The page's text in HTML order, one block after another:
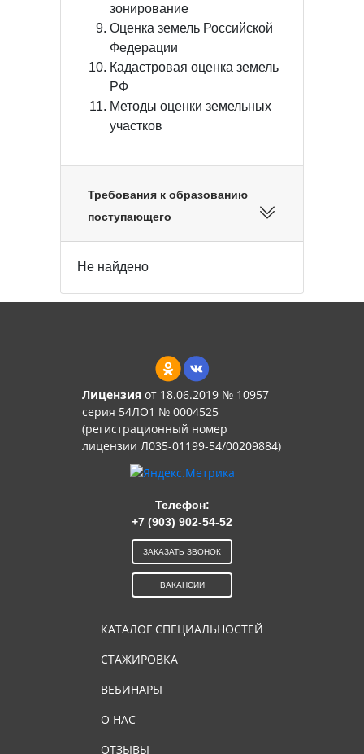
зонирование
Оценка земель Российской
Федерации
Кадастровая оценка земель
РФ
Методы оценки земельных
участков
Требования к образованию
поступающего
Не найдено
Лицензияот 18.06.2019 № 10957
серия 54ЛО1 № 0004525
(регистрационный номер
лицензии Л035-01199-54/00209884)
КАТАЛОГ СПЕЦИАЛЬНОСТЕЙ
СТАЖИРОВКА
ВЕБИНАРЫ
О НАС
ОТЗЫВЫ
Телефон:
+7 (903) 902-54-52
ЗАКАЗАТЬ ЗВОНОК
ВАКАНСИИ